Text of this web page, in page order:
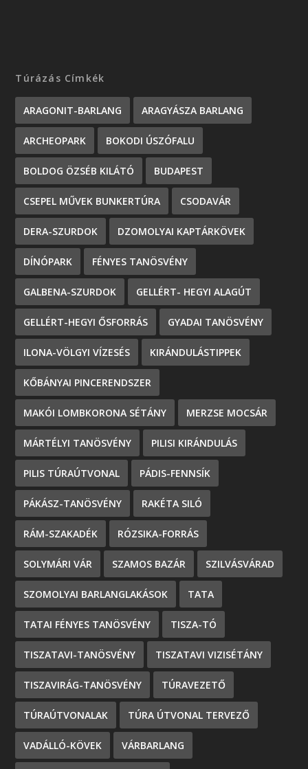
Túrázás Címkék
ARAGONIT-BARLANG ARAGYÁSZA BARLANG
ARCHEOPARK BOKODI ÚSZÓFALU
BOLDOG ÖZSÉB KILÁTÓ BUDAPEST
CSEPEL MŰVEK BUNKERTÚRA CSODAVÁR
DERA-SZURDOK DZOMOLYAI KAPTÁRKÖVEK
DÍNÓPARK FÉNYES TANÖSVÉNY
GALBENA-SZURDOK GELLÉRT- HEGYI ALAGÚT
GELLÉRT-HEGYI ŐSFORRÁS GYADAI TANÖSVÉNY
ILONA-VÖLGYI VÍZESÉS KIRÁNDULÁSTIPPEK
KŐBÁNYAI PINCERENDSZER
MAKÓI LOMBKORONA SÉTÁNY MERZSE MOCSÁR
MÁRTÉLYI TANÖSVÉNY PILISI KIRÁNDULÁS
PILIS TÚRAÚTVONAL PÁDIS-FENNSÍK
PÁKÁSZ-TANÖSVÉNY RAKÉTA SILÓ
RÁM-SZAKADÉK RÓZSIKA-FORRÁS
SOLYMÁRI VÁR SZAMOS BAZÁR SZILVÁSVÁRAD
SZOMOLYAI BARLANGLAKÁSOK TATA
TATAI FÉNYES TANÖSVÉNY TISZA-TÓ
TISZATAVI-TANÖSVÉNY TISZATAVI VIZISÉTÁNY
TISZAVIRÁG-TANÖSVÉNY TÚRAVEZETŐ
TÚRAÚTVONALAK TÚRA ÚTVONAL TERVEZŐ
VADÁLLÓ-KÖVEK VÁRBARLANG